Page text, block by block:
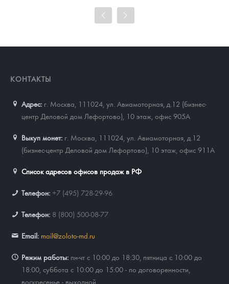
Цена выкупа
КОНТАКТЫ
Адрес: г. Москва, 111024 ул. Авиамоторная, д.12 (бизнес-
центр Деловой дом Лефортово), 10 этаж, офис 905А
Выкуп монет: г. Москва, 111024, ул. Авиамоторная, д.12
(бизнес-центр Деловой дом Лефортово), 10 этаж, офис 911А
Список адресов офисов продаж в РФ
Телефон: +7 (495) 728-29-96
Телефон: 8 (800) 500-08-77
Email: mail@zoloto-md.ru
Режим работы: пн-чт с 10:00 до 18:30, пятница с 10:00 до
18:00, суббота с 10:00 до 15:00 - по договоренности,
воскресенье - выходной.